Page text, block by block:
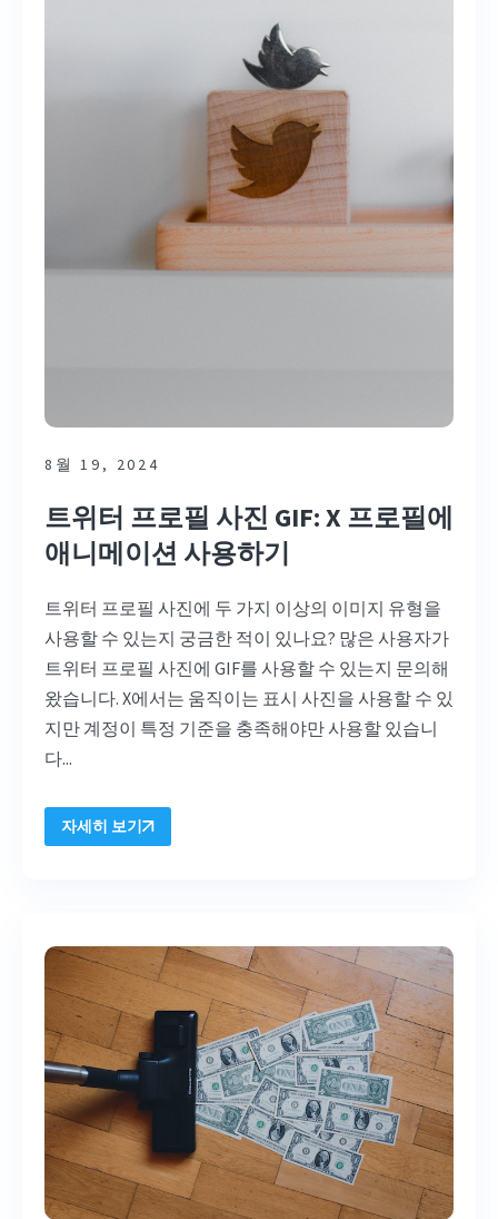
8월 19, 2024
트위터 프로필 사진 GIF: X 프로필에
애니메이션 사용하기
트위터 프로필 사진에 두 가지 이상의 이미지 유형을
사용할 수 있는지 궁금한 적이 있나요? 많은 사용자가
트위터 프로필 사진에 GIF를 사용할 수 있는지 문의해
왔습니다. X에서는 움직이는 표시 사진을 사용할 수 있
지만 계정이 특정 기준을 충족해야만 사용할 있습니
다...
자세히 보기